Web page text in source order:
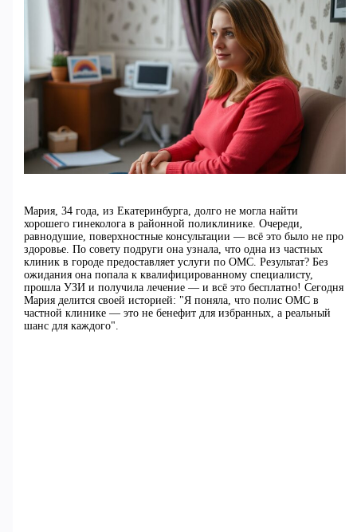
Мария, 34 года, из Екатеринбурга, долго не могла найти
хорошего гинеколога в районной поликлинике. Очереди,
равнодушие, поверхностные консультации — всё это было не про
здоровье. По совету подруги она узнала, что одна из частных
клиник в городе предоставляет услуги по ОМС. Результат? Без
ожидания она попала к квалифицированному специалисту,
прошла УЗИ и получила лечение — и всё это бесплатно! Сегодня
Мария делится своей историей: "Я поняла, что полис ОМС в
частной клинике — это не бенефит для избранных, а реальный
шанс для каждого".